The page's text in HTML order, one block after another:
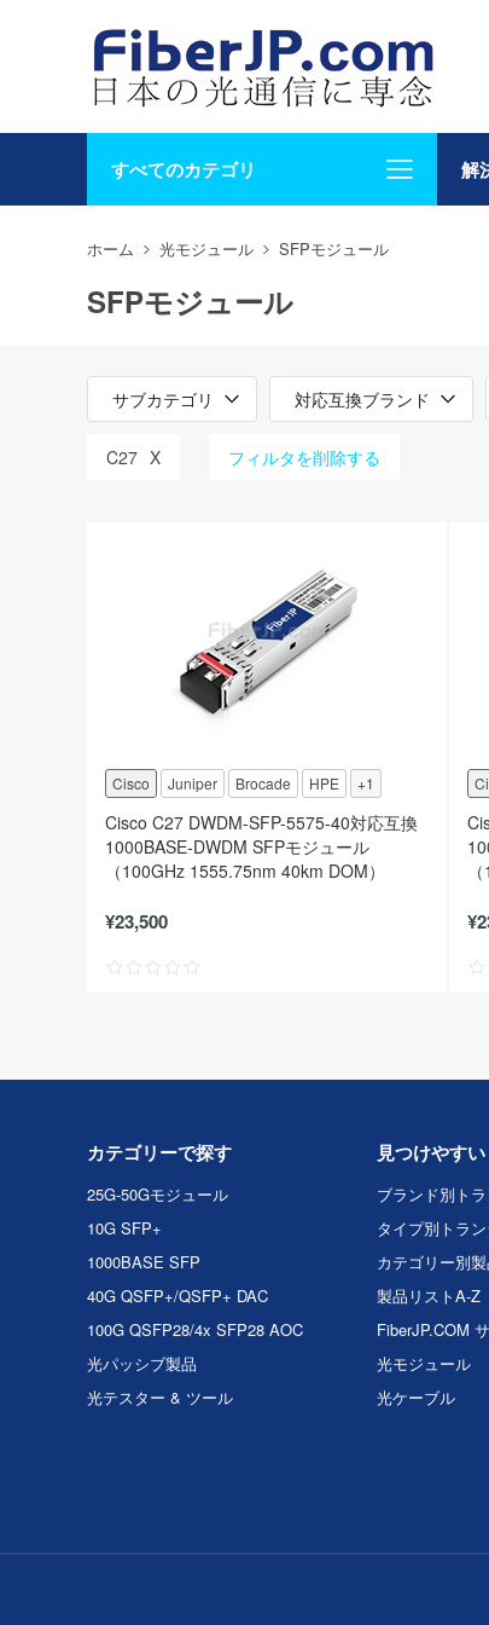
すべてのカテゴリ 解
ホーム 光モジュール SFPモジュール
SFPモジュール
サブカテゴリ 対応互換ブランド
C27 X フィルタを削除する
Cisco Juniper Brocade HPE +1
Cisco C27 DWDM-SFP-5575-40対応互換
1000BASE-DWDM SFPモジュール
（100GHz 1555.75nm 40km DOM）
¥23,500
カテゴリーで探す
25G-50Gモジュール
10G SFP+
1000BASE SFP
40G QSFP+/QSFP+ DAC
100G QSFP28/4x SFP28 AOC
光パッシブ製品
光テスター & ツール
見つけやすい
ブランド別ト
タイプ別トラ
カテゴリー別
製品リストA-Z
FiberJP.COM
光モジュール
光ケーブル